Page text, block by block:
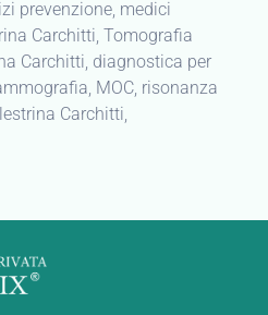
prevenzione, medici
Carchitti, Tomografia
Carchitti, diagnostica per
MOC, risonanza
Carchitti,